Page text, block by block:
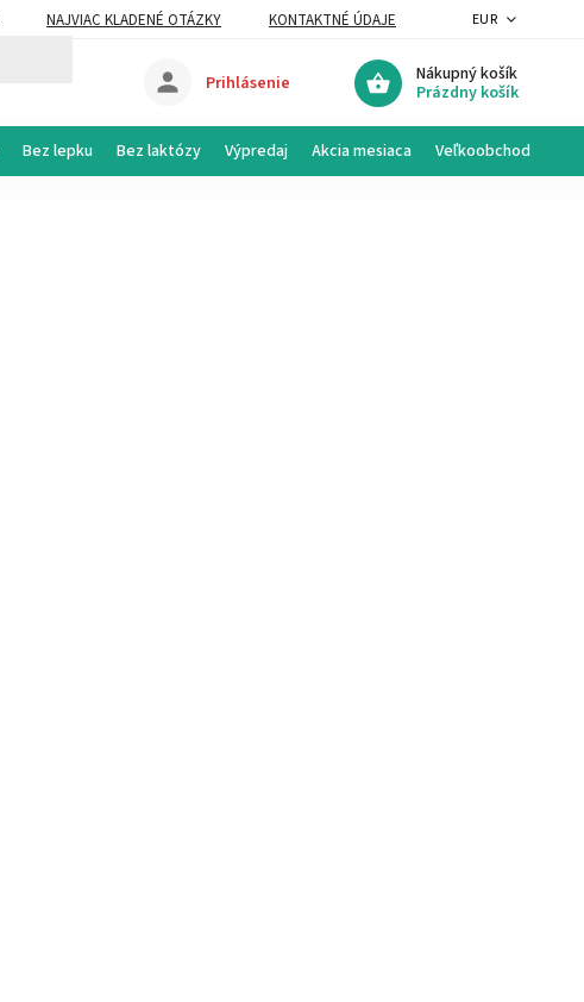
NAJVIAC KLADENÉ OTÁZKY
KONTAKTNÉ ÚDAJE
EUR
Nákupný košík
Prázdny košík
Prihlásenie
Bez lepku Bez laktózy Výpredaj Akcia mesiaca Veľkoobchod